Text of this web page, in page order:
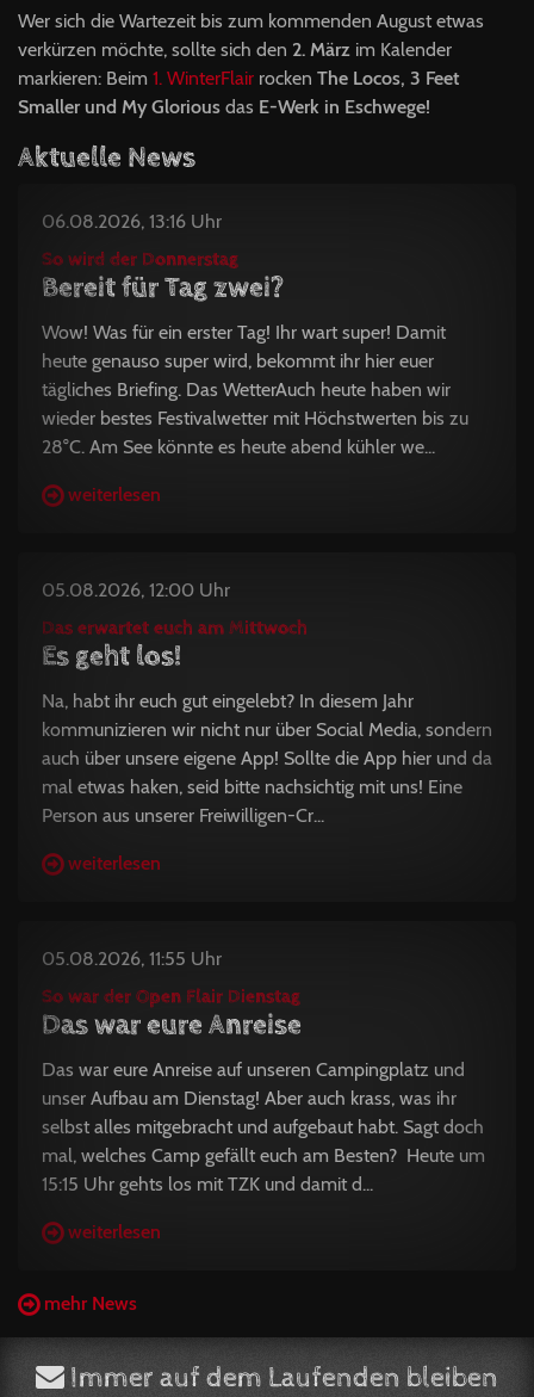
Wer sich die Wartezeit bis zum kommenden August etwas
verkürzen möchte, sollte sich den 2. März im Kalender
markieren: Beim 1. WinterFlair rocken The Locos, 3 Feet
Smaller und My Glorious das E-Werk in Eschwege!
Aktuelle News
06.08.2026, 13:16 Uhr
So wird der Donnerstag
Bereit für Tag zwei?
Wow! Was für ein erster Tag! Ihr wart super! Damit
heute genauso super wird, bekommt ihr hier euer
tägliches Briefing. Das WetterAuch heute haben wir
wieder bestes Festivalwetter mit Höchstwerten bis zu
28°C. Am See könnte es heute abend kühler we...
weiterlesen
05.08.2026, 12:00 Uhr
Das erwartet euch am Mittwoch
Es geht los!
Na, habt ihr euch gut eingelebt? In diesem Jahr
kommunizieren wir nicht nur über Social Media, sondern
auch über unsere eigene App! Sollte die App hier und da
mal etwas haken, seid bitte nachsichtig mit uns! Eine
Person aus unserer Freiwilligen-Cr...
weiterlesen
05.08.2026, 11:55 Uhr
So war der Open Flair Dienstag
Das war eure Anreise
Das war eure Anreise auf unseren Campingplatz und
unser Aufbau am Dienstag! Aber auch krass, was ihr
selbst alles mitgebracht und aufgebaut habt. Sagt doch
mal, welches Camp gefällt euch am Besten? Heute um
15:15 Uhr gehts los mit TZK und damit d...
weiterlesen
mehr News
Immer auf dem Laufenden bleiben